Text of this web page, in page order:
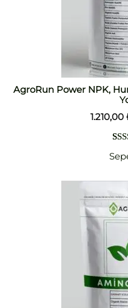
AgroRun Power NPK,
1.210,00
5
aldı